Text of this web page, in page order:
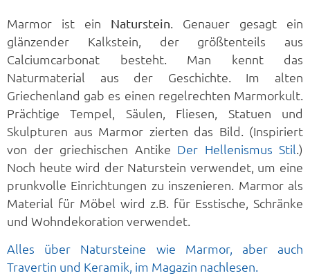
Marmor ist ein Naturstein. Genauer gesagt ein
glänzender Kalkstein, der größtenteils aus
Calciumcarbonat besteht. Man kennt das
Naturmaterial aus der Geschichte. Im alten
Griechenland gab es einen regelrechten Marmorkult.
Prächtige Tempel, Säulen, Fliesen, Statuen und
Skulpturen aus Marmor zierten das Bild. (Inspiriert
von der griechischen Antike Der Hellenismus Stil.)
Noch heute wird der Naturstein verwendet, um eine
prunkvolle Einrichtungen zu inszenieren. Marmor als
Material für Möbel wird z.B. für Esstische, Schränke
und Wohndekoration verwendet.
Alles über Natursteine wie Marmor, aber auch
Travertin und Keramik, im Magazin nachlesen.